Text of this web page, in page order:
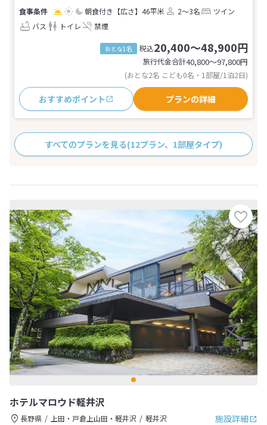
朝食付き 【広さ】46平米 2～3名
ツイン
バス
トイレ 禁煙
おとな1名 税込20,400～48,900円
旅行代金合計40,800〜97,800円
(おとな2名 こども0名・1部屋/1泊2日)
おすすめポイント プランの詳細
すべてのプランを見る(12プラン、1部屋タイプ)
ホテルマロウド軽井沢
施設詳細
長野県 上田・戸倉上山田・軽井沢
軽井沢